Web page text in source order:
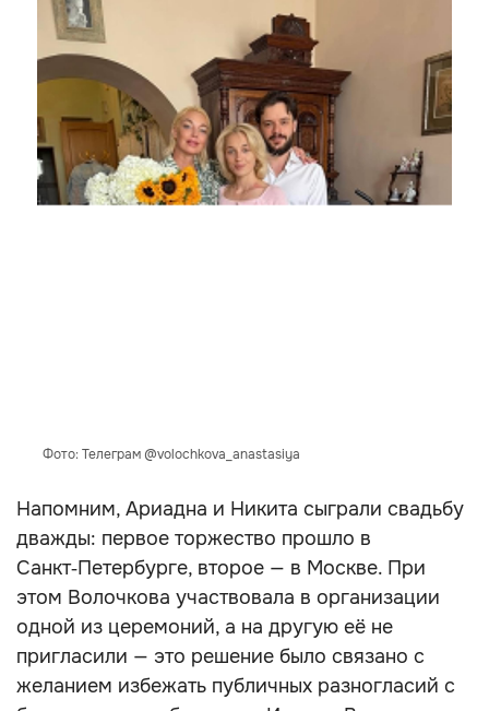
Фото: Телеграм @volochkova_anastasiya
Напомним, Ариадна и Никита сыграли свадьбу
дважды: первое торжество прошло в
Санкт‑Петербурге, второе — в Москве. При
этом Волочкова участвовала в организации
одной из церемоний, а на другую её не
пригласили — это решение было связано с
желанием избежать публичных разногласий с